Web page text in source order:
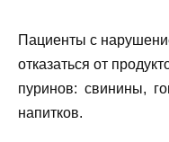
Пациенты с
отказаться от
пуринов: свинины,
напитков.